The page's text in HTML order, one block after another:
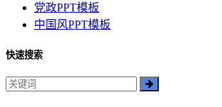
党政PPT模板
中国风PPT模板
快速搜索